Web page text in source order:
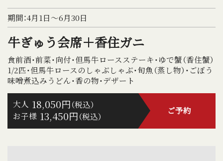
期間：4月1日～6月30日
牛ぎゅう会席＋香住ガニ
食前酒・前菜・向付・但馬牛ロースステーキ・ゆで蟹（香住蟹）
1/2匹・但馬牛ロースのしゃぶしゃぶ・旬魚（蒸し物）・ごぼう
味噌煮込みうどん・香の物・デザート
ご予約
大人 18,050円（税込）
お子様 13,450円（税込）